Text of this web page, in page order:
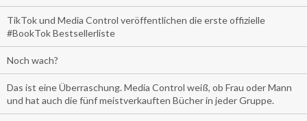
TikTok und Media Control veröffentlichen die erste offizielle
#BookTok Bestsellerliste
Noch wach?
Das ist eine Überraschung. Media Control weiß, ob Frau oder Mann
und hat auch die fünf meistverkauften Bücher in jeder Gruppe.